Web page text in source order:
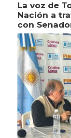
La voz de
Nación a
con